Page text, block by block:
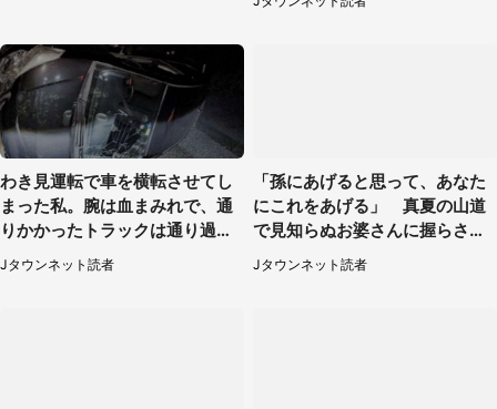
性）
わき見運転で車を横転させてし
まった私。腕は血まみれで、通
りかかったトラックは通り過ぎ
ていき...（福岡県・30代女性）
Jタウンネット読者
「孫にあげると思って、あなた
にこれをあげる」 真夏の山道
で見知らぬお婆さんに握らされ
たもの（山口県・30代女性）
Jタウンネット読者